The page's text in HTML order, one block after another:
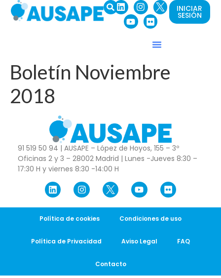
INICIAR
SESIÓN
Boletín Noviembre
2018
91 519 50 94 | AUSAPE – López de Hoyos, 155 – 3º
Oficinas 2 y 3 – 28002 Madrid | Lunes -Jueves 8:30 –
17:30 H y viernes 8:30 -14:00 H
Política de cookies Condiciones de uso
Política de Privacidad Aviso Legal FAQ
Contacto